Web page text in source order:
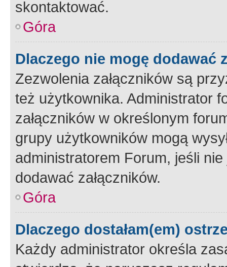
skontaktować.
Góra
Dlaczego nie mogę dodawać
Zezwolenia załączników są
też użytkownika. Administrator
załączników w określonym
grupy użytkowników mogą
administratorem Forum, jeśli
dodawać załączników.
Góra
Dlaczego dostałam(em)
Każdy administrator określa